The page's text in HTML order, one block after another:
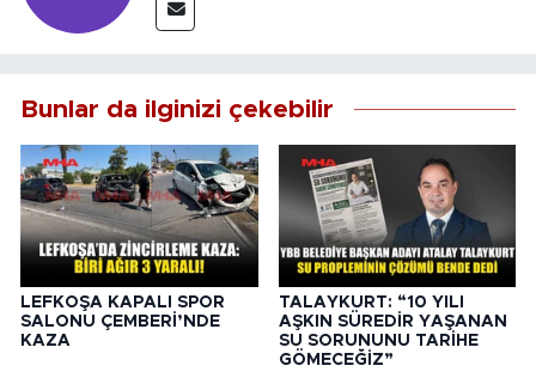
Bunlar da ilginizi çekebilir
LEFKOŞA KAPALI SPOR
SALONU ÇEMBERİ’NDE
KAZA
TALAYKURT: “10 YILI
AŞKIN SÜREDİR YAŞANAN
SU SORUNUNU TARİHE
GÖMECEĞİZ”